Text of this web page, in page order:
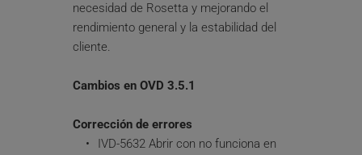
necesidad de Rosetta y mejorando el
rendimiento general y la estabilidad del
cliente.
Cambios en OVD 3.5.1
Corrección de errores
IVD-5632 Abrir con no funciona en